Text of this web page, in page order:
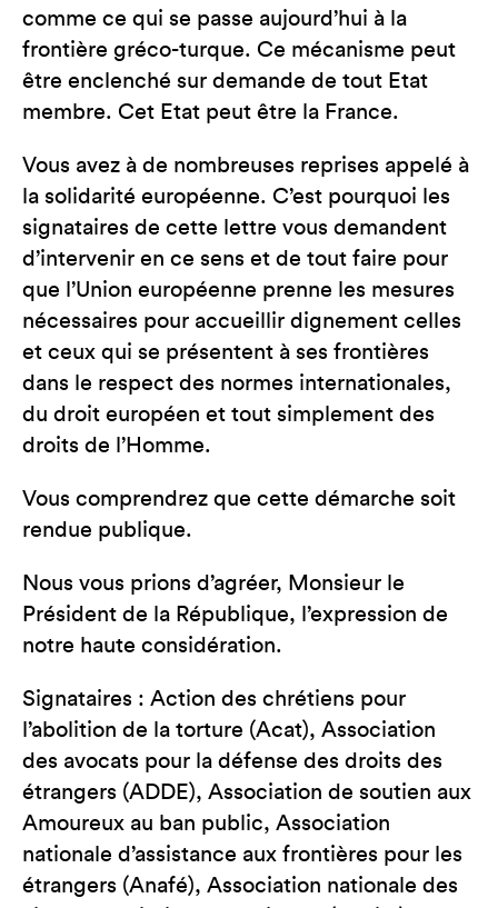
comme ce qui se passe aujourd’hui à la
frontière gréco-turque. Ce mécanisme peut
être enclenché sur demande de tout Etat
membre. Cet Etat peut être la France.
Vous avez à de nombreuses reprises appelé à
la solidarité européenne. C’est pourquoi les
signataires de cette lettre vous demandent
d’intervenir en ce sens et de tout faire pour
que l’Union européenne prenne les mesures
nécessaires pour accueillir dignement celles
et ceux qui se présentent à ses frontières
dans le respect des normes internationales,
du droit européen et tout simplement des
droits de l’Homme.
Vous comprendrez que cette démarche soit
rendue publique.
Nous vous prions d’agréer, Monsieur le
Président de la République, l’expression de
notre haute considération.
Signataires : Action des chrétiens pour
l’abolition de la torture (Acat), Association
des avocats pour la défense des droits des
étrangers (ADDE), Association de soutien aux
Amoureux au ban public, Association
nationale d’assistance aux frontières pour les
étrangers (Anafé), Association nationale des